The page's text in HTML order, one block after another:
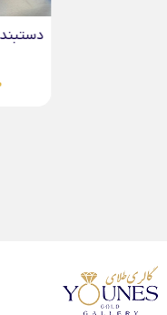
دستبند میوکی آتش